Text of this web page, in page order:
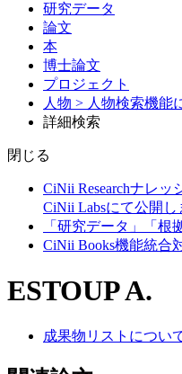
研究データ
論文
本
博士論文
プロジェクト
人物 > 人物検索機能
詳細検索
閉じる
CiNii Researchナレ
CiNii Labsにて公開し
「研究データ」「根
CiNii Books機能統合
ESTOUP A.
成果物リストについ